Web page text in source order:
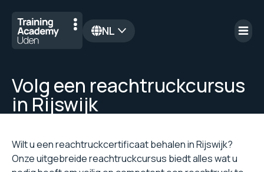
NL
Volg een reachtruckcursus
in Rijswijk
Wilt u een reachtruckcertificaat behalen in Rijswijk?
Onze uitgebreide reachtruckcursus biedt alles wat u